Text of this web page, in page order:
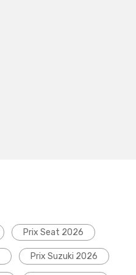
Prix Seat 2026
Prix Suzuki 2026